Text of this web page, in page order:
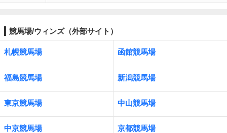
競馬場/ウィンズ（外部サイト）
札幌競馬場 函館競馬場
福島競馬場 新潟競馬場
東京競馬場 中山競馬場
中京競馬場 京都競馬場